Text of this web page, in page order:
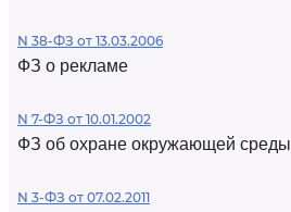
N 38-ФЗ от 13.03.2006
ФЗ о рекламе
N 7-ФЗ от 10.01.2002
ФЗ об охране окружающей среды
N 3-ФЗ от 07.02.2011